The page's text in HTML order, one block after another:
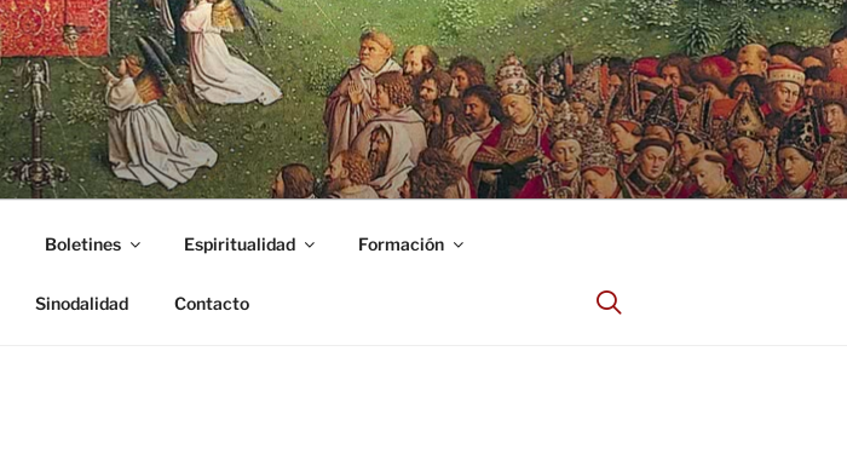
Boletines Espiritualidad Formación
Sinodalidad Contacto